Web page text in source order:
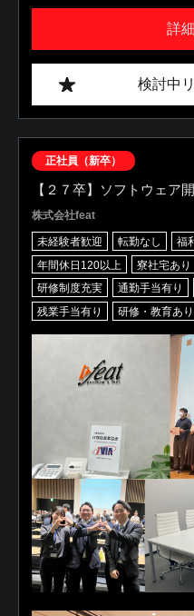
詳
検討中
正社員（新卒）
【２７卒】ソフトウェア
株式会社feat
未経験者歓迎 転勤なし 福
年間休日120以上
寮社宅あり
研修制度充実
通勤手当有り
残業手当有り
研修・教育あり